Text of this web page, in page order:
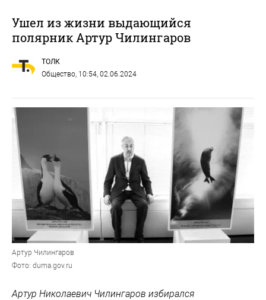
Ушел из жизни выдающийся
полярник Артур Чилингаров
ТОЛК
Общество , 10:54, 02.06.2024
Артур Чилингаров
Фото: duma.gov.ru
Артур Николаевич Чилингаров избирался